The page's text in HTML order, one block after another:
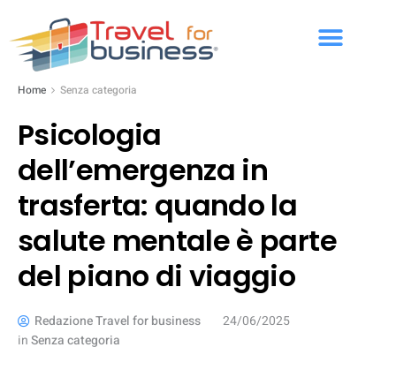
Home Senza categoria
Psicologia
dell’emergenza in
trasferta: quando la
salute mentale è parte
del piano di viaggio
Redazione Travel for business
24/06/2025
inSenza categoria